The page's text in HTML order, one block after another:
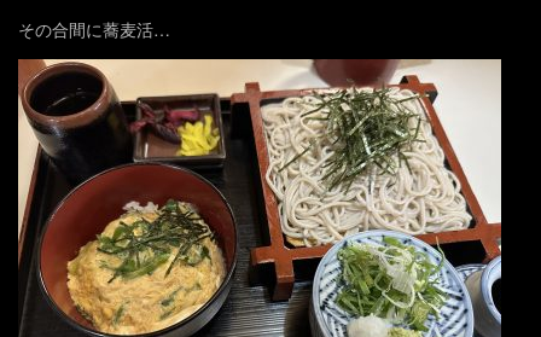
その合間に蕎麦活…